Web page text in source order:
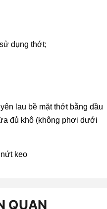
dụng thớt;
lau bề mặt thớt bằng dầu
đủ khô (không phơi dưới
keo
QUAN